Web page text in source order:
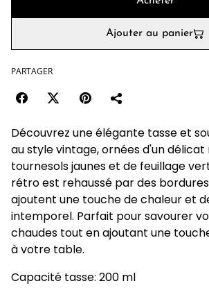
Ajouter au panier
PARTAGER
Découvrez une élégante tasse et
au style vintage, ornées d'un
tournesols jaunes et de feuillage
rétro est rehaussé par des
ajoutent une touche de chaleur et
intemporel. Parfait pour savourer
chaudes tout en ajoutant une
à votre table.
Capacité tasse: 200 ml